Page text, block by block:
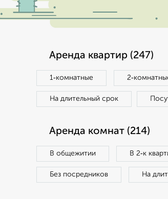
Аренда квартир (247)
1‑комнатные
На длительный срок
Аренда комнат (214)
В общежитии В 2‑к
Без посредников На